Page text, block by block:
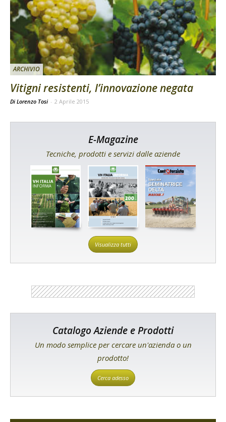
ARCHIVIO
Vitigni resistenti, l’innovazione negata
Di Lorenzo Tosi - 2 Aprile 2015
E-Magazine
Tecniche, prodotti e servizi dalle aziende
Visualizza tutti
Catalogo Aziende e Prodotti
Un modo semplice per cercare un'azienda o un
prodotto!
Cerca adesso